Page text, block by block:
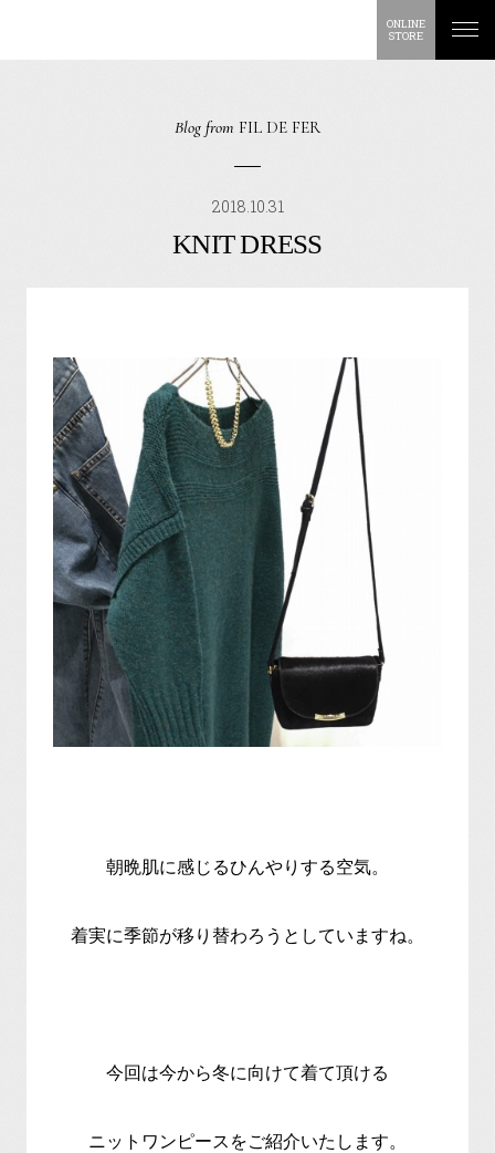
ONLINE
STORE
Blog from FIL DE FER
2018.10.31
KNIT DRESS
朝晩肌に感じるひんやりする空気。
着実に季節が移り替わろうとしていますね。
今回は今から冬に向けて着て頂ける
ニットワンピースをご紹介いたします。